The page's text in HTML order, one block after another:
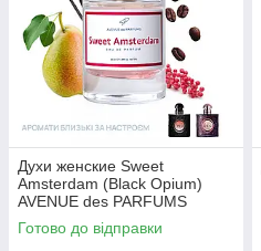
Духи женские Sweet
Amsterdam (Black Opium)
AVENUE des PARFUMS
парфюм пряні, східні
Готово до відправки